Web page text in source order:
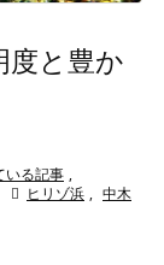
度と豊か
いる記事
 ヒリゾ浜
中木